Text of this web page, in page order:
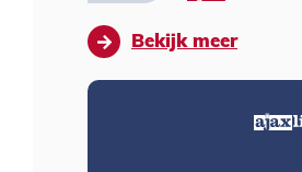
Bekijk meer